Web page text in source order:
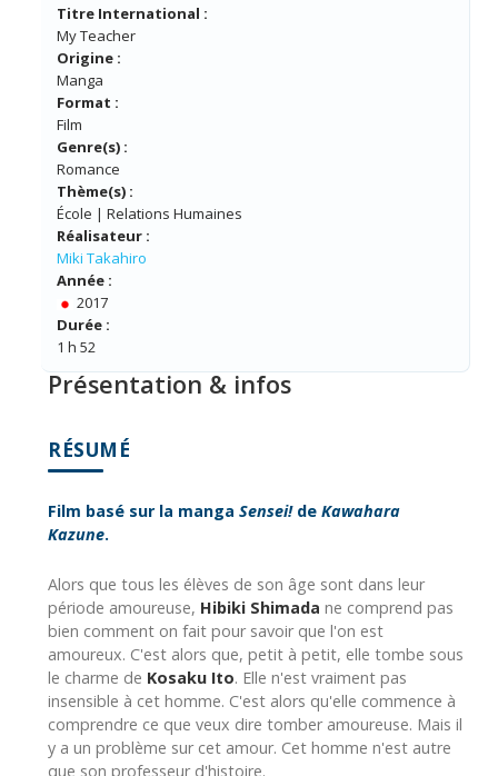
Titre International :
My Teacher
Origine :
Manga
Format :
Film
Genre(s) :
Romance
Thème(s) :
École | Relations Humaines
Réalisateur :
Miki Takahiro
Année :
2017
Durée :
1 h 52
Présentation & infos
RÉSUMÉ
Film basé sur la manga Sensei!de Kawahara
Kazune.
Alors que tous les élèves de son âge sont dans leur
période amoureuse, Hibiki Shimada ne comprend pas
bien comment on fait pour savoir que l'on est
amoureux. C'est alors que, petit à petit, elle tombe sous
le charme de Kosaku Ito. Elle n'est vraiment pas
insensible à cet homme. C'est alors qu'elle commence à
comprendre ce que veux dire tomber amoureuse. Mais il
y a un problème sur cet amour. Cet homme n'est autre
que son professeur d'histoire.